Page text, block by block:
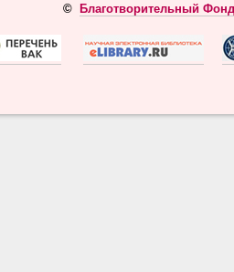
© Благотворительный